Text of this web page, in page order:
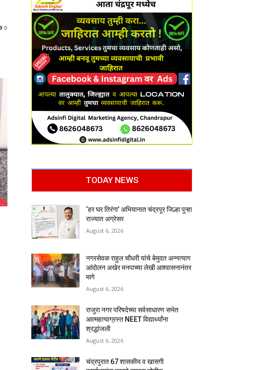
0
TODAY NEWS
‘हर घर तिरंगा’ अभियानात चंद्रपूर जिल्हा पुन्हा
राज्यात अग्रेसर
August 6, 2026
नगरसेवक राहुल चौधरी यांचे बेमुदत अन्नत्याग
आंदोलन अखेर मनपाच्या लेखी आश्वासनानंतर
मागे
August 6, 2026
राजुरा नगर परिषदेच्या सर्वसाधारण सभेत
आत्महत्याग्रस्त NEET विद्यार्थ्यांना
श्रद्धांजली
August 6, 2026
चंद्रपुरात 67 शासकीय व खासगी